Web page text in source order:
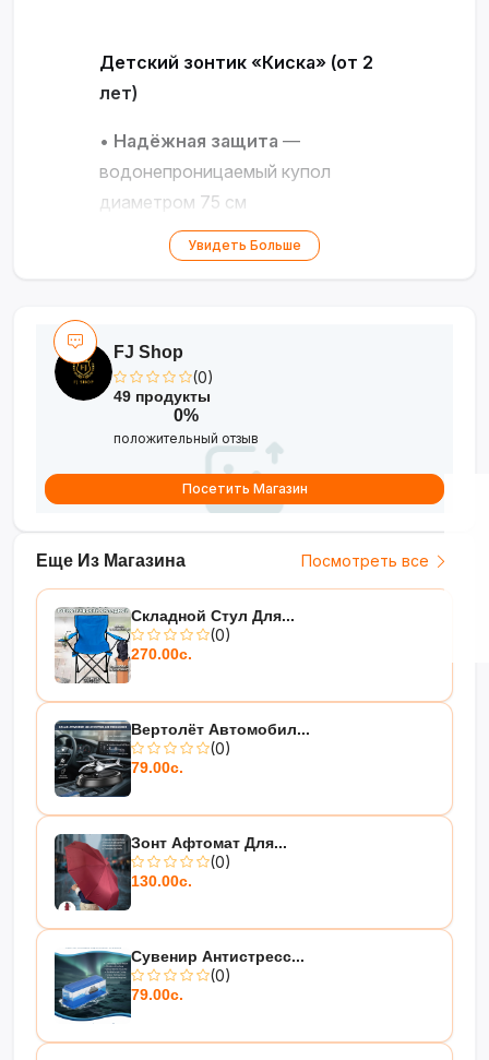
Детский зонтик «Киска» (от 2
лет)
• Надёжная защита —
водонепроницаемый купол
диаметром 75 см
Безопасность— прочный
каркас с пластиковыми
управление для ребёнка
•Яркий дизайн
принт с кошкой для радости и
фото
Идеальный подарок для
Увидеть Больше
Еще Из Магазина Посмотреть все
Складной Стул Для...
(0)
270.00с.
Вертолёт Автомобил...
(0)
79.00с.
Зонт Афтомат Для...
(0)
130.00с.
Сувенир Антистресс...
(0)
79.00с.
FJ Shop
(0)
49 продукты
0%
положительный отзыв
Посетить Магазин